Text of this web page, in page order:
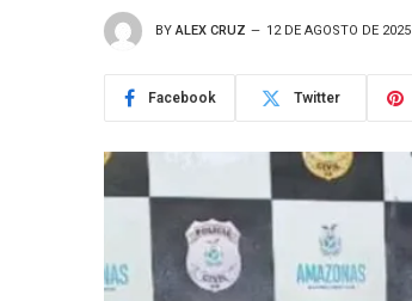
BY ALEX CRUZ 12 DE AGOSTO DE 2025
Facebook Twitter